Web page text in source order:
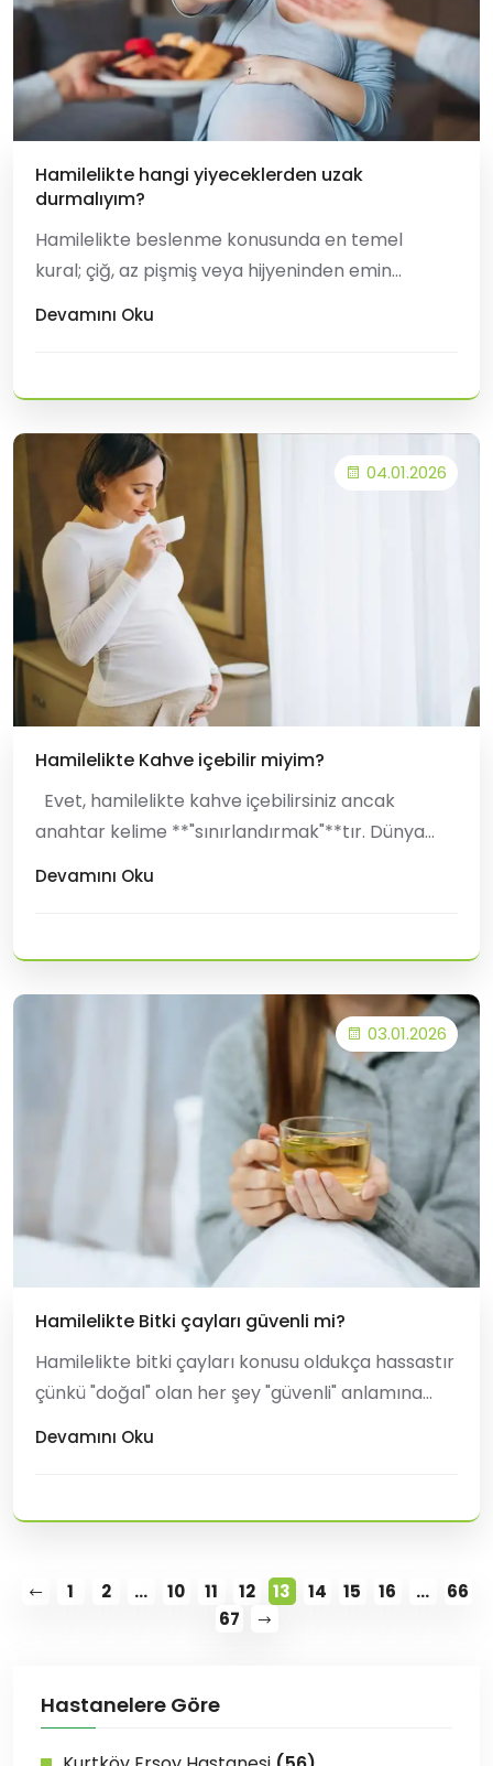
Hamilelikte hangi yiyeceklerden uzak
durmalıyım?
Hamilelikte beslenme konusunda en temel
kural; çiğ, az pişmiş veya hijyeninden emin
olunmayan gıdalardan uzak durmaktır. Bu
Salmonella veya Toksoplazma gibi bakteri ve
dikkatli t&uum
Devamını Oku
04.01.2026
Hamilelikte Kahve içebilir miyim?
anahtar kelime **"sınırlandırmak"**tır. Dünya
Sağlık Örgütü ve birçok kadın hastalıkları
Kafein Sınırı Ne Kadardır? Ham
Devamını Oku
03.01.2026
Hamilelikte Bitki çayları güvenli mi?
Hamilelikte bitki çayları konusu oldukça hassastır
çünkü "doğal" olan her şey "güvenli" anlamına
gelmez. Bazı bitkiler rahim kasılmalarını
güvenli ve riskli çaylar şöyled
Devamını Oku
1 2 ... 10 11 12 13 14 15 16 ...
66
67
Hastanelere Göre